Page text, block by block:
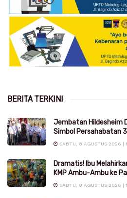
BERITA TERKINI
Jembatan Hildesheim
Simbol Persahabatan
SABTU, 8 AGUSTUS 2026 |
Dramatis! Ibu
KMP Ambu-Ambu ke
SABTU, 8 AGUSTUS 2026 |